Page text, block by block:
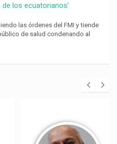
los ecuatorianos’
las órdenes del FMI y tiende
de salud condenando al